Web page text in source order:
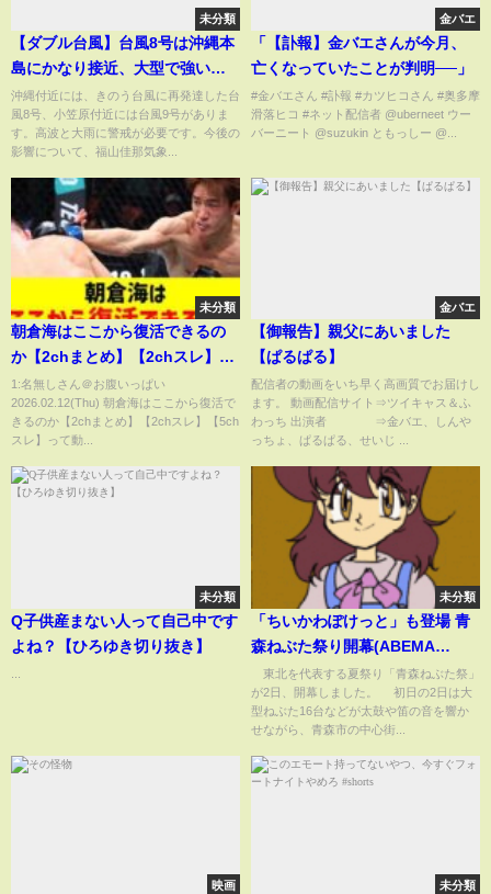
未分類
【ダブル台風】台風8号は沖縄本
島にかなり接近、大型で強い勢
力に発達の台風9号は小笠原へ
高波と大雨に警戒｜
TBS NEWS DIG
沖縄付近には、きのう台風に再発達した台
風8号、小笠原付近には台風9号がありま
す。高波と大雨に警戒が必要です。今後の
影響について、福山佳那気象...
金バエ
「【訃報】金バエさんが今月、
亡くなっていたことが判明──」
#金バエさん #訃報 #カツヒコさん #奥多摩
滑落ヒコ #ネット配信者 @uberneet ウー
バーニート @suzukin ともっしー @...
未分類
朝倉海はここから復活できるの
か【2chまとめ】【2chスレ】
【5chスレ】
1:名無しさん＠お腹いっぱい
2026.02.12(Thu) 朝倉海はここから復活で
きるのか【2chまとめ】【2chスレ】【5ch
スレ】って動...
金バエ
【御報告】親父にあいました
【ぱるぱる】
配信者の動画をいち早く高画質でお届けし
ます。 動画配信サイト⇒ツイキャス＆ふ
わっち 出演者 ⇒金バエ、しんや
っちょ、ぱるぱる、せいじ ...
未分類
Q子供産まない人って自己中です
よね？【ひろゆき切り抜き】
未分類
「ちいかわぽけっと」も登場 青
森ねぶた祭り開幕(ABEMA
TIMES)
東北を代表する夏祭り「青森ねぶた祭」
が2日、開幕しました。 初日の2日は大
型ねぶた16台などが太鼓や笛の音を響か
せながら、青森市の中心街...
映画 未分類